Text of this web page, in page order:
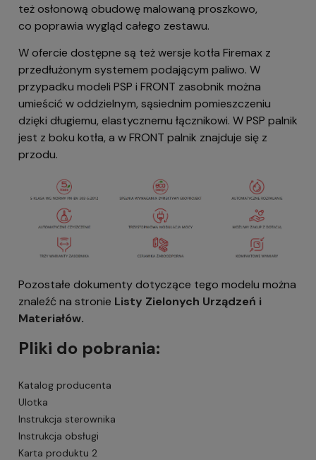
też osłonową obudowę malowaną proszkowo,
co poprawia wygląd całego zestawu.
W ofercie dostępne są też wersje kotła Firemax z
przedłużonym systemem podającym paliwo. W
przypadku modeli PSP i FRONT zasobnik można
umieścić w oddzielnym, sąsiednim pomieszczeniu
dzięki długiemu, elastycznemu łącznikowi. W PSP palnik
jest z boku kotła, a w FRONT palnik znajduje się z
przodu.
Pozostałe dokumenty dotyczące tego modelu można
znaleźć na stronie Listy Zielonych Urządzeń i
Materiałów.
Pliki do pobrania:
Katalog producenta
Ulotka
Instrukcja sterownika
Instrukcja obsługi
Karta produktu 2